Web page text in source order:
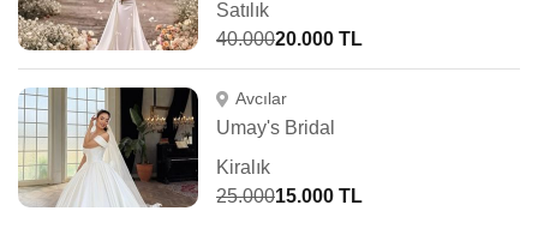
Satılık
40.00020.000 TL
Avcılar
Umay's Bridal
Kiralık
25.00015.000 TL